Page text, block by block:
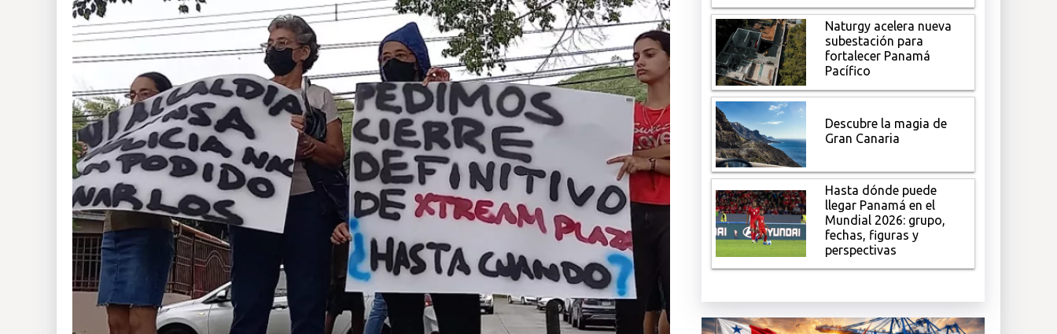
Naturgy acelera nueva
subestación para
fortalecer Panamá
Pacífico
Descubre la magia de
Gran Canaria
Hasta dónde puede
llegar Panamá en el
Mundial 2026: grupo,
fechas, figuras y
perspectivas